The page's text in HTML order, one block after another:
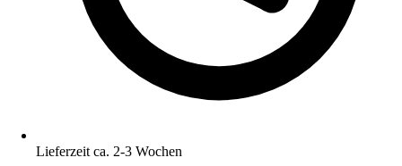
Lieferzeit ca. 2-3 Wochen